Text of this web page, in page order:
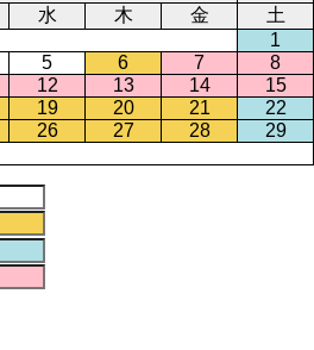
水 木 金
土
1
5 6 7
8
12 13 14
15
19 20 21
22
26 27 28
29